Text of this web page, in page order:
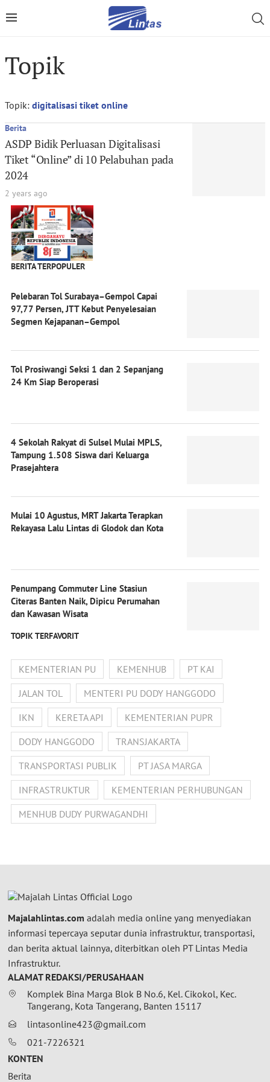
Topik
Topik: digitalisasi tiket online
Berita
ASDP Bidik Perluasan Digitalisasi
Tiket “Online” di 10 Pelabuhan pada
2024
2 years ago
BERITA TERPOPULER
Pelebaran Tol Surabaya–Gempol Capai
97,77 Persen, JTT Kebut Penyelesaian
Segmen Kejapanan–Gempol
Tol Prosiwangi Seksi 1 dan 2 Sepanjang
24 Km Siap Beroperasi
4 Sekolah Rakyat di Sulsel Mulai MPLS,
Tampung 1.508 Siswa dari Keluarga
Prasejahtera
Mulai 10 Agustus, MRT Jakarta Terapkan
Rekayasa Lalu Lintas di Glodok dan Kota
Penumpang Commuter Line Stasiun
Citeras Banten Naik, Dipicu Perumahan
dan Kawasan Wisata
TOPIK TERFAVORIT
KEMENTERIAN PU KEMENHUB
PT KAI
JALAN TOL
MENTERI PU DODY HANGGODO
IKN
KERETA API
KEMENTERIAN PUPR
DODY HANGGODO
TRANSJAKARTA
TRANSPORTASI PUBLIK
PT JASA MARGA
INFRASTRUKTUR
KEMENTERIAN PERHUBUNGAN
MENHUB DUDY PURWAGANDHI
Majalahlintas.com adalah media online yang menyediakan
informasi tepercaya seputar dunia infrastruktur, transportasi,
dan berita aktual lainnya, diterbitkan oleh PT Lintas Media
Infrastruktur.
ALAMAT REDAKSI/PERUSAHAAN
Komplek Bina Marga Blok B No.6, Kel. Cikokol, Kec.
Tangerang, Kota Tangerang, Banten 15117
lintasonline423@gmail.com
021-7226321
KONTEN
Berita